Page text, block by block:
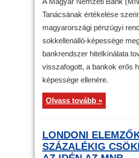
Tanácsának értékelése
magyarországi pénzügyi
sokkellenálló-képessége
bankrendszer hitelkínálata
visszafogott, a bankok erős
képessége ellenére.
Olvass tovább »
LONDONI
SZÁZALÉKIG